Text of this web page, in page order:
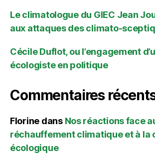
Le climatologue du GIEC Jean
aux attaques des climato-
Cécile Duflot, ou l’engagement
écologiste en politique
Commentaires
Florine dans Nos réactions face
réchauffement climatique et à la
écologique